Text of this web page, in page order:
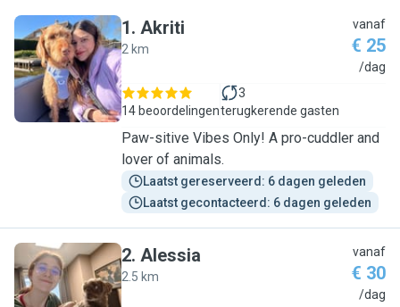
A
1. Akriti
2 km
vanaf
€ 25
/dag
14 beoordelingen
3
terugkerende gasten
Paw-sitive Vibes Only! A pro-cuddler and
lover of animals.
Laatst gereserveerd: 6 dagen geleden
Laatst gecontacteerd: 6 dagen geleden
A
2. Alessia
2.5 km
vanaf
€ 30
/dag